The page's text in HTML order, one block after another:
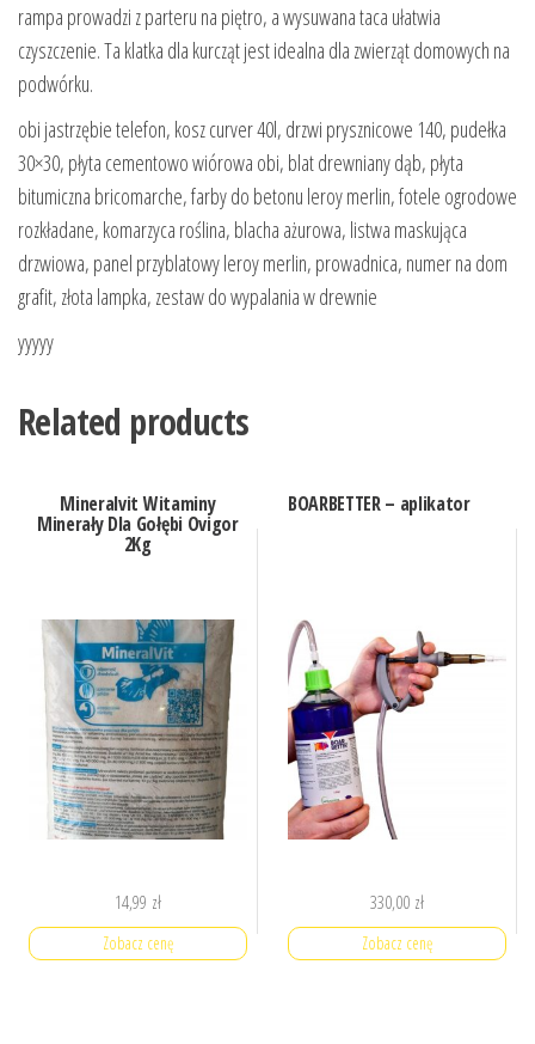
rampa prowadzi z parteru na piętro, a wysuwana taca ułatwia
czyszczenie. Ta klatka dla kurcząt jest idealna dla zwierząt domowych na
podwórku.
obi jastrzębie telefon, kosz curver 40l, drzwi prysznicowe 140, pudełka
30×30, płyta cementowo wiórowa obi, blat drewniany dąb, płyta
bitumiczna bricomarche, farby do betonu leroy merlin, fotele ogrodowe
rozkładane, komarzyca roślina, blacha ażurowa, listwa maskująca
drzwiowa, panel przyblatowy leroy merlin, prowadnica, numer na dom
grafit, złota lampka, zestaw do wypalania w drewnie
yyyyy
Related products
Mineralvit Witaminy
Minerały Dla Gołębi Ovigor
2Kg
14,99 zł
Zobacz cenę
BOARBETTER – aplikator
330,00 zł
Zobacz cenę